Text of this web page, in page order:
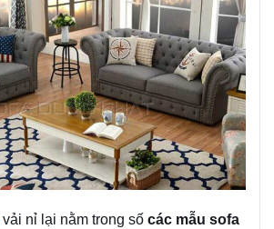
vải nỉ lại nằm trong số các mẫu sofa